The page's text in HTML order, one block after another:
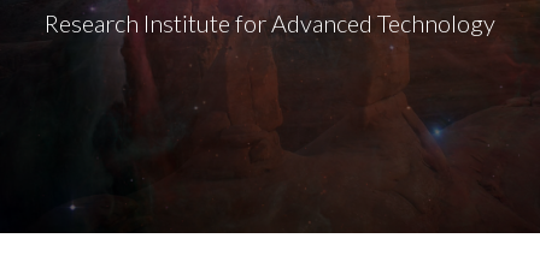
Research Institute for Advanced Technology